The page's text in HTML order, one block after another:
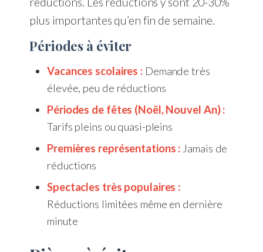
plus importantes qu’en fin de semaine.
Périodes à éviter
Vacances scolaires : Demande très
élevée, peu de réductions
Périodes de fêtes (Noël, Nouvel An) :
Tarifs pleins ou quasi-pleins
Premières représentations : Jamais de
réductions
Spectacles très populaires :
Réductions limitées même en dernière
minute